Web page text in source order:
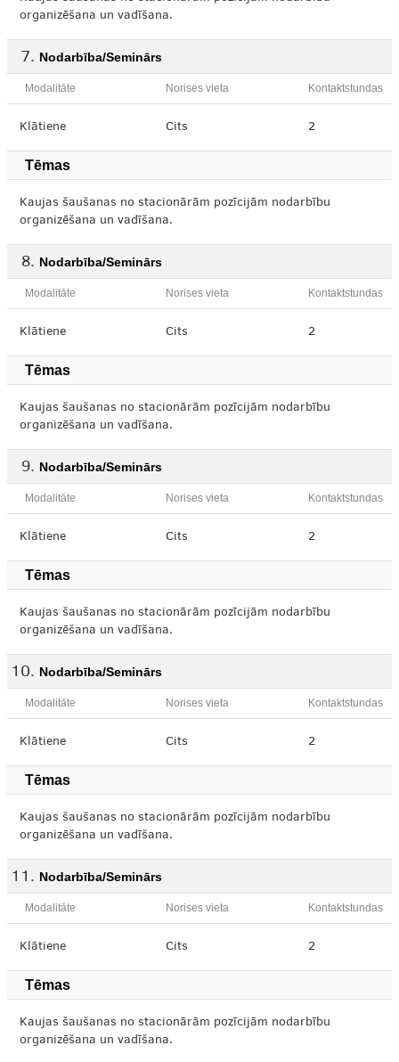
organizēšana un vadīšana.
Nodarbība/Seminārs
Modalitāte Norises vieta Kontaktstundas
Klātiene Cits 2
Tēmas
Kaujas šaušanas no stacionārām pozīcijām nodarbību
organizēšana un vadīšana.
Nodarbība/Seminārs
Modalitāte Norises vieta Kontaktstundas
Klātiene Cits 2
Tēmas
Kaujas šaušanas no stacionārām pozīcijām nodarbību
organizēšana un vadīšana.
Nodarbība/Seminārs
Modalitāte Norises vieta Kontaktstundas
Klātiene Cits 2
Tēmas
Kaujas šaušanas no stacionārām pozīcijām nodarbību
organizēšana un vadīšana.
Nodarbība/Seminārs
Modalitāte Norises vieta Kontaktstundas
Klātiene Cits 2
Tēmas
Kaujas šaušanas no stacionārām pozīcijām nodarbību
organizēšana un vadīšana.
Nodarbība/Seminārs
Modalitāte Norises vieta Kontaktstundas
Klātiene Cits 2
Tēmas
Kaujas šaušanas no stacionārām pozīcijām nodarbību
organizēšana un vadīšana.